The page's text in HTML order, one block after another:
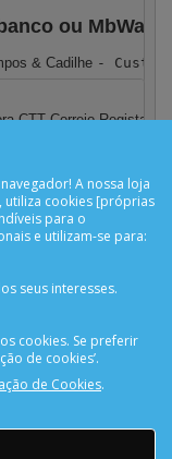
ou MbWay
& Cadilhe - Custo
CTT Correio Registado
A nossa loja
utiliza cookies [próprias
para o
e utilizam-se para:
seus interesses.
cookies. Se preferir
de cookies’.
de Cookies.